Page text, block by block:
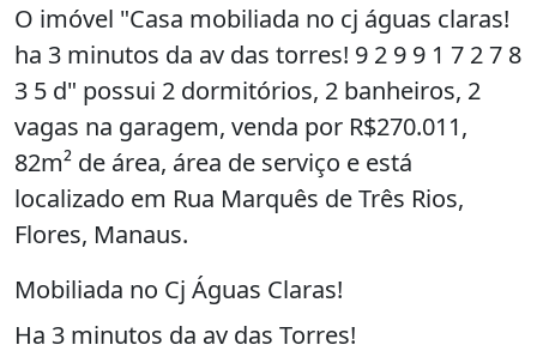
O imóvel "Casa mobiliada no cj águas claras!
ha 3 minutos da av das torres! 9 2 9 9 1 7 2 7 8
3 5 d" possui 2 dormitórios, 2 banheiros, 2
vagas na garagem, venda por R$270.011,
82m² de área, área de serviço e está
localizado em Rua Marquês de Três Rios,
Flores, Manaus.
Mobiliada no Cj Águas Claras!
Ha 3 minutos da av das Torres!